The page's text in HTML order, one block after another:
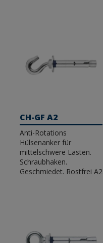
CH-GF A2
Anti-Rotations
Hülsenanker für
mittelschwere Lasten.
Schraubhaken.
Geschmiedet. Rostfrei A2